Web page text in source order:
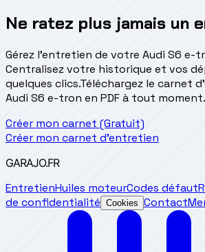
Ne ratez plus jamais un
Gérez l'entretien de votre Audi S6 e-
Centralisez votre historique et vos
quelques clics.Téléchargez le carnet
Audi S6 e-tron en PDF à tout moment.
Créer mon carnet (Gratuit)
Créer mon carnet d'entretien
GARAJO.FR
EntretienHuiles moteurCodes défaut
de confidentialité Cookies Contact